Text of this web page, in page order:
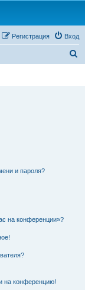
Вход
Регистрация
и пароля?
на конференции»?
на конференцию!